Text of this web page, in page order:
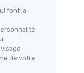
font la
de votre